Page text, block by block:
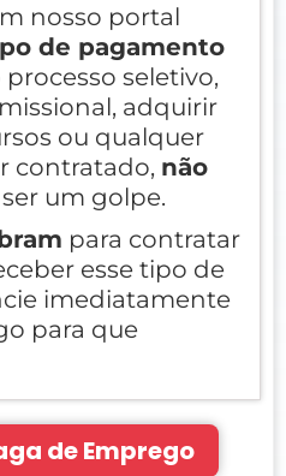
nosso portal
de pagamento
seletivo,
adquirir
ou qualquer
contratado, não
um golpe.
para contratar
esse tipo de
imediatamente
para que
de Emprego